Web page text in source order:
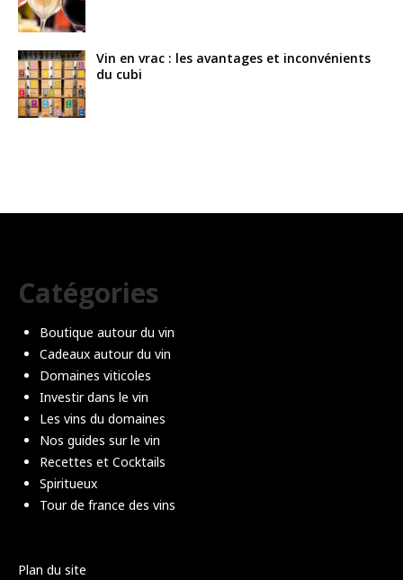
Vin en vrac : les avantages et inconvénients
du cubi
Catégories
Boutique autour du vin
Cadeaux autour du vin
Domaines viticoles
Investir dans le vin
Les vins du domaines
Nos guides sur le vin
Recettes et Cocktails
Spiritueux
Tour de france des vins
Plan du site